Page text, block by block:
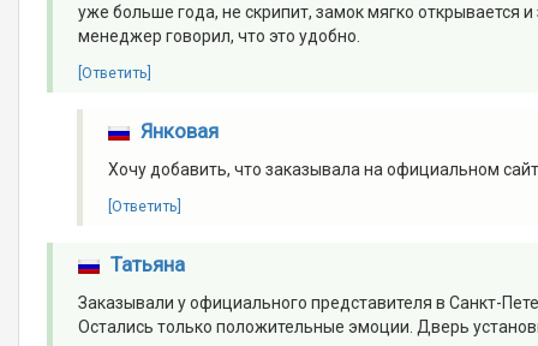
уже больше года, не скрипит, замок мягко открывается
менеджер говорил, что это удобно.
[Ответить]
Янковая
Хочу добавить, что заказывала на официальном
[Ответить]
Татьяна
Заказывали у официального представителя в Санкт-
Остались только положительные эмоции. Дверь